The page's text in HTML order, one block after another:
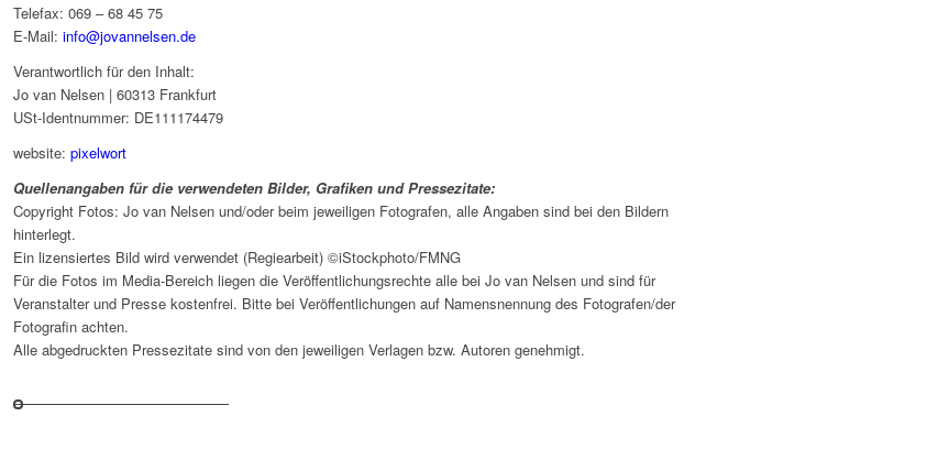
Telefax: 069 – 68 45 75
E-Mail: info@jovannelsen.de
Verantwortlich für den Inhalt:
Jo van Nelsen | 60313 Frankfurt
USt-Identnummer: DE111174479
website: pixelwort
Quellenangaben für die verwendeten Bilder, Grafiken und Pressezitate:
Copyright Fotos: Jo van Nelsen und/oder beim jeweiligen Fotografen, alle Angaben sind bei den Bildern
hinterlegt.
Ein lizensiertes Bild wird verwendet (Regiearbeit) ©iStockphoto/FMNG
Für die Fotos im Media-Bereich liegen die Veröffentlichungsrechte alle bei Jo van Nelsen und sind für
Veranstalter und Presse kostenfrei. Bitte bei Veröffentlichungen auf Namensnennung des Fotografen/der
Fotografin achten.
Alle abgedruckten Pressezitate sind von den jeweiligen Verlagen bzw. Autoren genehmigt.